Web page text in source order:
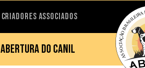
CRIADORES ASSOCIADOS
ABERTURA DO CANIL